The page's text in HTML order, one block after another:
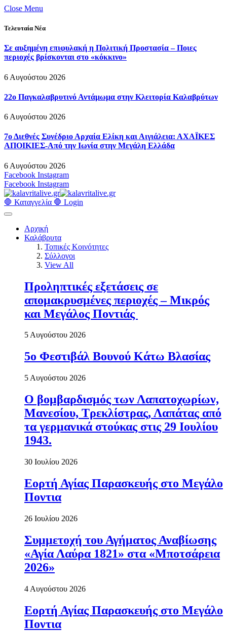
Close Menu
Τελευταία Νέα
Σε αυξημένη επιφυλακή η Πολιτική Προστασία – Ποιες
περιοχές βρίσκονται στο «κόκκινο»
6 Αυγούστου 2026
22ο Παγκαλαβρυτινό Αντάμωμα στην Κλειτορία Καλαβρύτων
6 Αυγούστου 2026
7ο Διεθνές Συνέδριο Αρχαία Ελίκη και Αιγιάλεια: ΑΧΑΪΚΕΣ
ΑΠΟΙΚΙΕΣ-Από την Ιωνία στην Μεγάλη Ελλάδα
6 Αυγούστου 2026
Facebook Instagram
Facebook Instagram
🛑 Καταγγελία 🛑 Login
Αρχική
Καλάβρυτα
Τοπικές Κοινότητες
Σύλλογοι
View All
Προληπτικές εξετάσεις σε
απομακρυσμένες περιοχές – Μικρός
και Μεγάλος Ποντιάς
5 Αυγούστου 2026
5ο Φεστιβάλ Βουνού Κάτω Βλασίας
5 Αυγούστου 2026
Ο βομβαρδισμός των Λαπατοχωρίων,
Μανεσίου, Τρεκλίστρας, Λαπάτας από
τα γερμανικά στούκας στις 29 Ιουλίου
1943.
30 Ιουλίου 2026
Εορτή Αγίας Παρασκευής στο Μεγάλο
Ποντια
26 Ιουλίου 2026
Συμμετοχή του Αγήματος Αναβίωσης
«Αγία Λαύρα 1821» στα «Μποτσάρεια
2026»
4 Αυγούστου 2026
Εορτή Αγίας Παρασκευής στο Μεγάλο
Ποντια